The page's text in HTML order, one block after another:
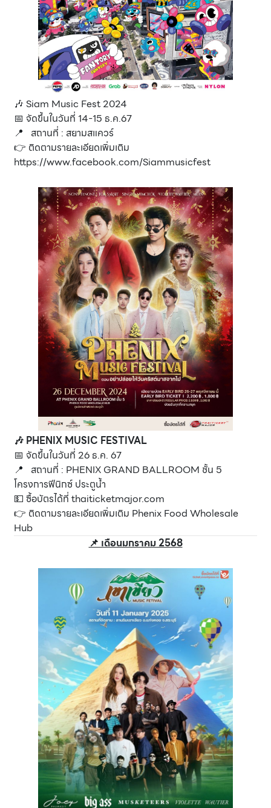
🎶 Siam Music Fest 2024
📅 จัดขึ้นในวันที่ 14-15 ธ.ค.67
📍 สถานที่ : สยามสแควร์
👉 ติดตามรายละเอียดเพิ่มเติม
https://www.facebook.com/Siammusicfest
🎶 PHENIX MUSIC FESTIVAL
📅 จัดขึ้นในวันที่ 26 ธ.ค. 67
📍 สถานที่ : PHENIX GRAND BALLROOM ชั้น 5
โครงการฟีนิกซ์ ประตูน้ำ
💵 ซื้อบัตรได้ที่ thaiticketmajor.com
👉 ติดตามรายละเอียดเพิ่มเติม Phenix Food Wholesale
Hub
📌 เดือนมกราคม 2568